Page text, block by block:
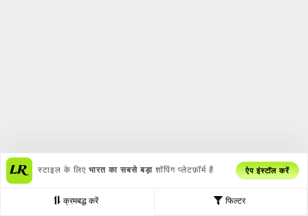
फिल्टर
क्रमबद्ध करें
स्टाइल के लिए भारत का सबसे बड़ा शॉपिंग प्लेटफ़ॉर्म है ऐप इंस्टॉल करें